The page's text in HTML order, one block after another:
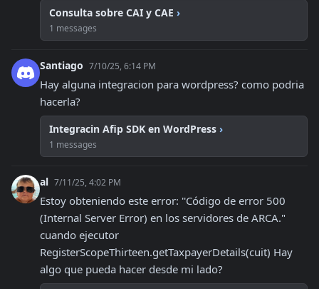
Consulta sobre CAI y CAE ›
1 messages
Santiago 7/10/25, 6:14 PM
Hay alguna integracion para wordpress? como podria
hacerla?
Integracin Afip SDK en WordPress ›
1 messages
al 7/11/25, 4:02 PM
Estoy obteniendo este error: ''Código de error 500
(Internal Server Error) en los servidores de ARCA."
cuando ejecutor
RegisterScopeThirteen.getTaxpayerDetails(cuit) Hay
algo que pueda hacer desde mi lado?